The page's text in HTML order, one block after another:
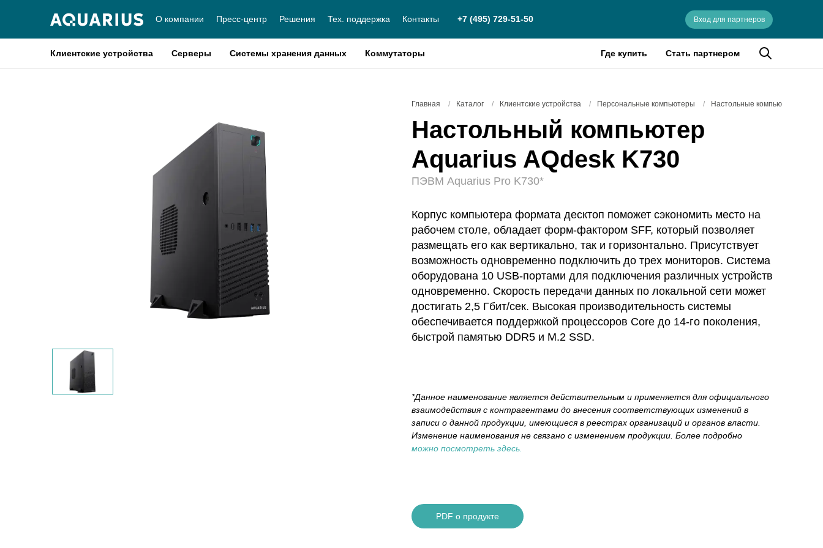
О компании Пресс-центр Решения Тех. поддержка Контакты +7 (495) 729-51-50 Вход для партнеров
Клиентские устройства Серверы Системы хранения данных Коммутаторы Где купить Стать партнером
Главная / Каталог / Клиентские устройства / Персональные компьютеры / Настольные компьютеры
Настольный компьютер
Aquarius AQdesk K730
ПЭВМ Aquarius Pro K730*
Корпус компьютера формата десктоп поможет сэкономить место на
рабочем столе, обладает форм-фактором SFF, который позволяет
размещать его как вертикально, так и горизонтально. Присутствует
возможность одновременно подключить до трех мониторов. Система
оборудована 10 USB-портами для подключения различных устройств
одновременно. Скорость передачи данных по локальной сети может
достигать 2,5 Гбит/сек. Высокая производительность системы
обеспечивается поддержкой процессоров Core до 14-го поколения,
быстрой памятью DDR5 и M.2 SSD.
*Данное наименование является действительным и применяется для официального
взаимодействия с контрагентами до внесения соответствующих изменений в
записи о данной продукции, имеющиеся в реестрах организаций и органов власти.
Изменение наименования не связано с изменением продукции. Более подробно
можно посмотреть здесь.
PDF о продукте